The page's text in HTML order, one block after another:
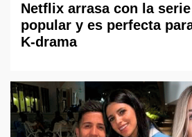
Netflix arrasa con la
popular y es perfecta
K-drama